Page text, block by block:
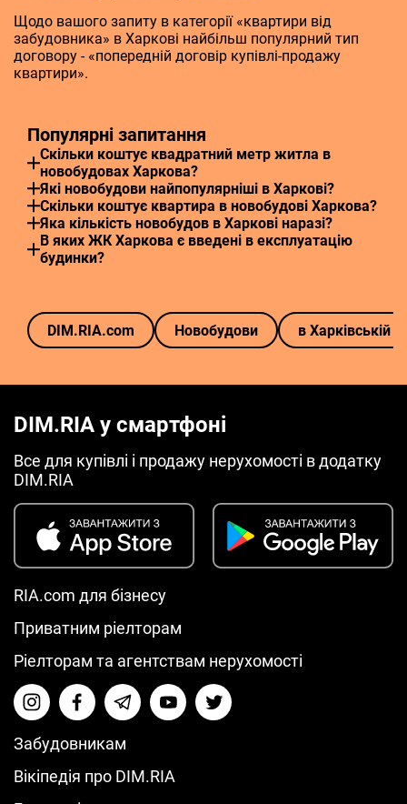
Щодо вашого запиту в категорії «квартири від
забудовника» в Харкові найбільш популярний тип
договору - «попередній договір купівлі-продажу
квартири».
Популярні запитання
Скільки коштує квадратний метр житла в
новобудовах Харкова?
Які новобудови найпопулярніші в Харкові?
Скільки коштує квартира в новобудові Харкова?
Яка кількість новобудов в Харкові наразі?
В яких ЖК Харкова є введені в експлуатацію
будинки?
DIM.RIA.com Новобудови в Харківській
DIM.RIA у смартфоні
Все для купівлі і продажу нерухомості в додатку
DIM.RIA
RIA.com для бізнесу
Приватним ріелторам
Ріелторам та агентствам нерухомості
Забудовникам
Вікіпедія про DIM.RIA